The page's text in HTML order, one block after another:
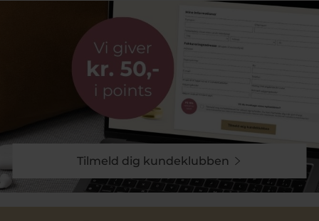
Tilmeld dig kundeklubben